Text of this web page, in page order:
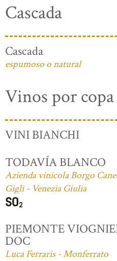
Cascada
Cascada
espumoso o natural
Vinos por copa
VINI BIANCHI
TODAVÍA BLANCO
Azienda vinicola Borgo
Gigli - Venezia Giulia
PIEMONTE
DOC
Luca Ferraris - Monferrato